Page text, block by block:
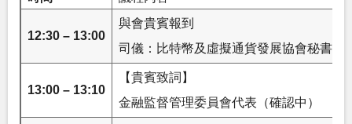
12:30 – 13:00
與會貴賓報到
司儀：比特幣及虛擬通貨發展協會秘書長
13:00 – 13:10
【貴賓致詞】
金融監督管理委員會代表（確認中）